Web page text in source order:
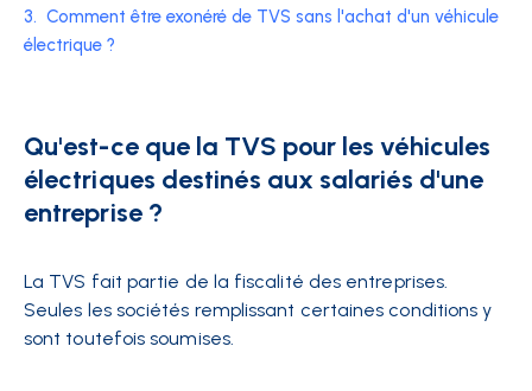
3. Comment être exonéré de TVS sans l'achat d'un véhicule
électrique ?
Qu'est-ce que la TVS pour les véhicules
électriques destinés aux salariés d'une
entreprise ?
La TVS fait partie de la fiscalité des entreprises.
Seules les sociétés remplissant certaines conditions y
sont toutefois soumises.